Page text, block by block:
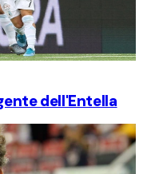
dell'Entella